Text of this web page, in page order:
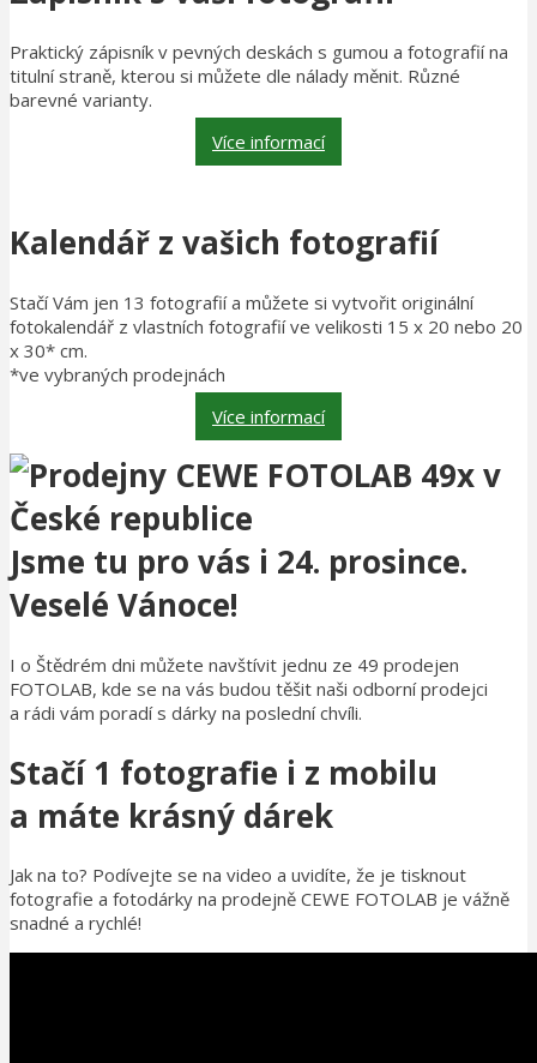
Praktický zápisník v pevných deskách s gumou a fotografií na
titulní straně, kterou si můžete dle nálady měnit. Různé
barevné varianty.
Více informací
Kalendář z vašich fotografií
Stačí Vám jen 13 fotografií a můžete si vytvořit originální
fotokalendář z vlastních fotografií ve velikosti 15 x 20 nebo 20
x 30* cm.
*ve vybraných prodejnách
Více informací
Jsme tu pro vás i 24. prosince.
Veselé Vánoce!
I o Štědrém dni můžete navštívit jednu ze 49 prodejen
FOTOLAB, kde se na vás budou těšit naši odborní prodejci
a rádi vám poradí s dárky na poslední chvíli.
Stačí 1 fotografie i z mobilu
a máte krásný dárek
Jak na to? Podívejte se na video a uvidíte, že je tisknout
fotografie a fotodárky na prodejně CEWE FOTOLAB je vážně
snadné a rychlé!